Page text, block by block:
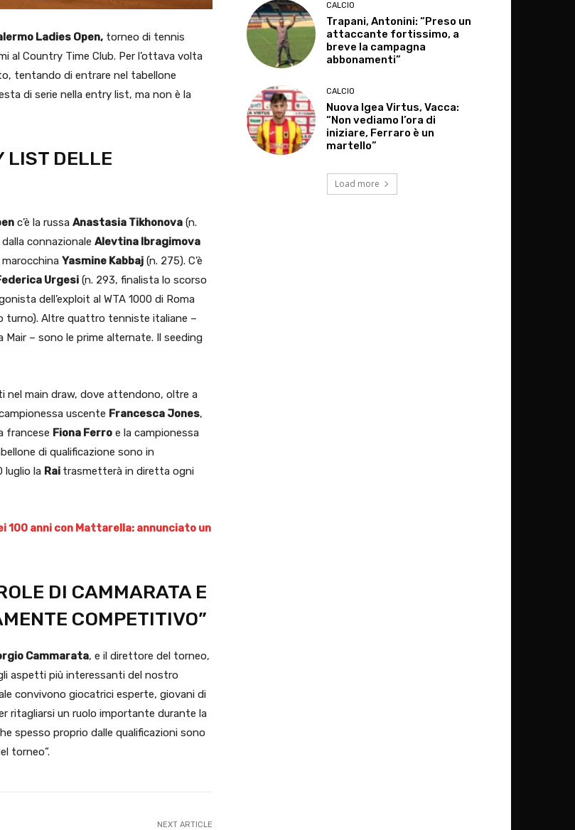
Ladies Open, torneo di tennis
al Country Time Club. Per l’ottava volta
tentando di entrare nel tabellone
di serie nella entry list, ma non è la
LIST DELLE
c’è la russa Anastasia Tikhonova (n.
connazionale Alevtina Ibragimova
marocchina Yasmine Kabbaj (n. 275). C’è
Urgesi (n. 293, finalista lo scorso
dell’exploit al WTA 1000 di Roma
turno). Altre quattro tenniste italiane –
Mair – sono le prime alternate. Il seeding
nel main draw, dove attendono, oltre a
uscente Francesca Jones,
francese Fiona Ferro e la campionessa
di qualificazione sono in
luglio la Rai trasmetterà in diretta ogni
100 anni con Mattarella: annunciato un
DI CAMMARATA E
COMPETITIVO”
Cammarata, e il direttore del torneo,
aspetti più interessanti del nostro
convivono giocatrici esperte, giovani di
un ruolo importante durante la
spesso proprio dalle qualificazioni sono
torneo”.
NEXT ARTICLE
CALCIO
Trapani, Antonini: “Preso un
attaccante fortissimo, a
breve la campagna
abbonamenti”
CALCIO
Nuova Igea Virtus, Vacca:
“Non vediamo l’ora di
iniziare, Ferraro è un
martello”
Load more